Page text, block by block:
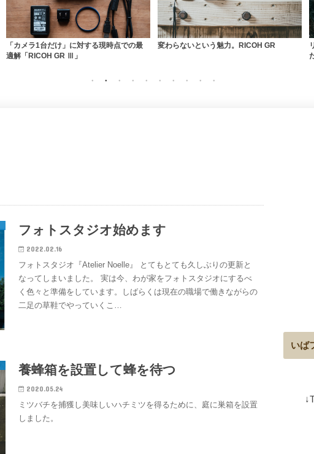
変わらないという魅力。RICOH GR
リフォームすると決めたら！絶対見ておき
フォトスタジオ始めます
2022.02.16
フォトスタジオ『Atelier Noelle』 とてもとても久しぶりの更新と
なってしまいました。 実は今、わが家をフォトスタジオにするべ
く色々と準備をしています。しばらくは現在の職場で働きながらの
二足の草鞋でやっていくこ…
養蜂箱を設置して蜂を待つ
2020.05.24
ミツバチを捕獲し美味しいハチミツを得るために、庭に巣箱を設置
しました。
いば